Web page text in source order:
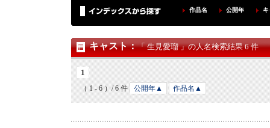
作品名 公開年
キャスト：「 生見愛瑠 」の人名検索結果 6 件
1
（ 1 - 6 ）/ 6 件 公開年▲ 作品名▲